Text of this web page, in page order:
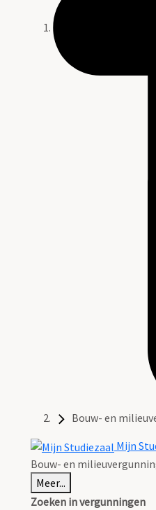
Bouw- en
Mijn
Bouw- en
Meer...
Zoeken in vergunningen